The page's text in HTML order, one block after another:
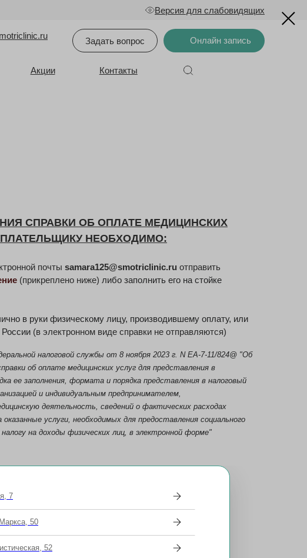
Версия для слабовидящих
Онлайн запись
Задать вопрос
Акции Контакты
СПРАВКИ ОБ ОПЛАТЕ МЕДИЦИНСКИХ
НЕОБХОДИМО:
почты samara125@smotriclinic.ru отправить
(прикреплено ниже) либо заполнить его на стойке
в руки физическому лицу, производившему оплату, или
(в электронном виде справки не отправляются)
налоговой службы от 8 ноября 2023 г. N ЕА-7-11/824@ "Об
об оплате медицинских услуг для представления в
ее заполнения, формата и порядка представления в налоговый
и индивидуальным предпринимателем,
деятельность, сведений о фактических расходах
услуги, необходимых для предоставления социального
на доходы физических лиц, в электронной форме"
7
50
52